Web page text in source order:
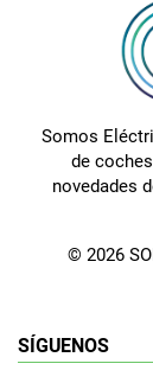
Somos
de
novedades
© 2026
SÍGUENOS